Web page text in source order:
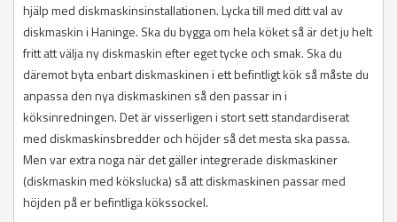
hjälp med diskmaskinsinstallationen. Lycka till med ditt val av
diskmaskin i Haninge. Ska du bygga om hela köket så är det ju helt
fritt att välja ny diskmaskin efter eget tycke och smak. Ska du
däremot byta enbart diskmaskinen i ett befintligt kök så måste du
anpassa den nya diskmaskinen så den passar in i
köksinredningen. Det är visserligen i stort sett standardiserat
med diskmaskinsbredder och höjder så det mesta ska passa.
Men var extra noga när det gäller integrerade diskmaskiner
(diskmaskin med kökslucka) så att diskmaskinen passar med
höjden på er befintliga kökssockel.